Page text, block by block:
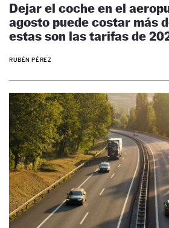
Dejar el coche en el
agosto puede costar más
estas son las tarifas de
RUBÉN PÉREZ